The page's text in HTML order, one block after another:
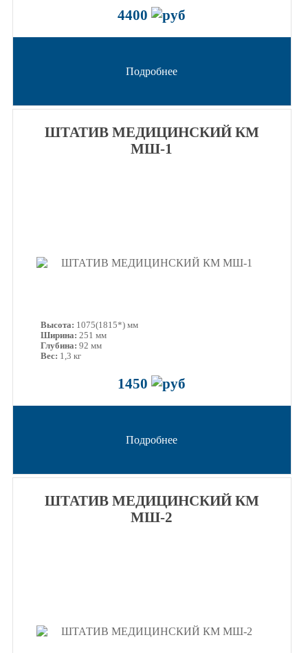
4400
Подробнее
ШТАТИВ МЕДИЦИНСКИЙ КМ
МШ-1
Высота: 1075(1815*) мм
Ширина: 251 мм
Глубина: 92 мм
Вес: 1,3 кг
1450
Подробнее
ШТАТИВ МЕДИЦИНСКИЙ КМ
МШ-2